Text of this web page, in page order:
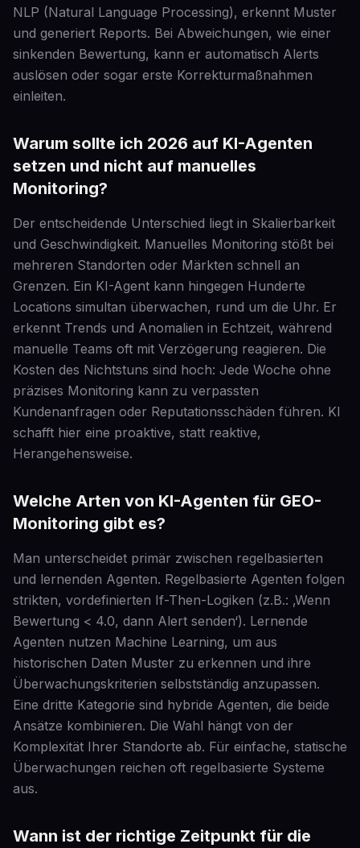
NLP (Natural Language Processing), erkennt Muster
und generiert Reports. Bei Abweichungen, wie einer
sinkenden Bewertung, kann er automatisch Alerts
auslösen oder sogar erste Korrekturmaßnahmen
einleiten.
Warum sollte ich 2026 auf KI-Agenten
setzen und nicht auf manuelles
Monitoring?
Der entscheidende Unterschied liegt in Skalierbarkeit
und Geschwindigkeit. Manuelles Monitoring stößt bei
mehreren Standorten oder Märkten schnell an
Grenzen. Ein KI-Agent kann hingegen Hunderte
Locations simultan überwachen, rund um die Uhr. Er
erkennt Trends und Anomalien in Echtzeit, während
manuelle Teams oft mit Verzögerung reagieren. Die
Kosten des Nichtstuns sind hoch: Jede Woche ohne
präzises Monitoring kann zu verpassten
Kundenanfragen oder Reputationsschäden führen. KI
schafft hier eine proaktive, statt reaktive,
Herangehensweise.
Welche Arten von KI-Agenten für GEO-
Monitoring gibt es?
Man unterscheidet primär zwischen regelbasierten
und lernenden Agenten. Regelbasierte Agenten folgen
strikten, vordefinierten If-Then-Logiken (z.B.: ‚Wenn
Bewertung < 4.0, dann Alert senden‘). Lernende
Agenten nutzen Machine Learning, um aus
historischen Daten Muster zu erkennen und ihre
Überwachungskriterien selbstständig anzupassen.
Eine dritte Kategorie sind hybride Agenten, die beide
Ansätze kombinieren. Die Wahl hängt von der
Komplexität Ihrer Standorte ab. Für einfache, statische
Überwachungen reichen oft regelbasierte Systeme
aus.
Wann ist der richtige Zeitpunkt für die